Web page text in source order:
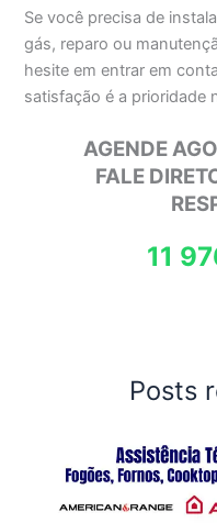
Se você precisa de
gás, reparo ou
hesite em entrar em
satisfação é a prioridade
AGENDE
FALE
11
Posts